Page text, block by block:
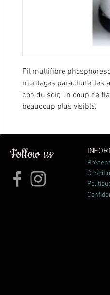
Fil multifibre
montages parachute, les
cop du soir, un coup de
beaucoup plus visible.
Follow us